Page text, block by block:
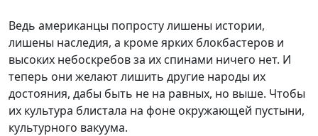
Ведь американцы попросту лишены истории,
лишены наследия, а кроме ярких блокбастеров и
высоких небоскребов за их спинами ничего нет. И
теперь они желают лишить другие народы их
достояния, дабы быть не на равных, но выше. Чтобы
их культура блистала на фоне окружающей пустыни,
культурного вакуума.